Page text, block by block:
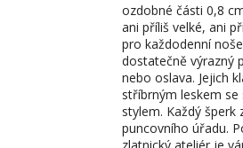
ozdobné části 0,8
ani příliš velké, ani
pro každodenní
dostatečně výrazný
nebo oslava. Jejich
stříbrným leskem
stylem. Každý
puncovního úřadu.